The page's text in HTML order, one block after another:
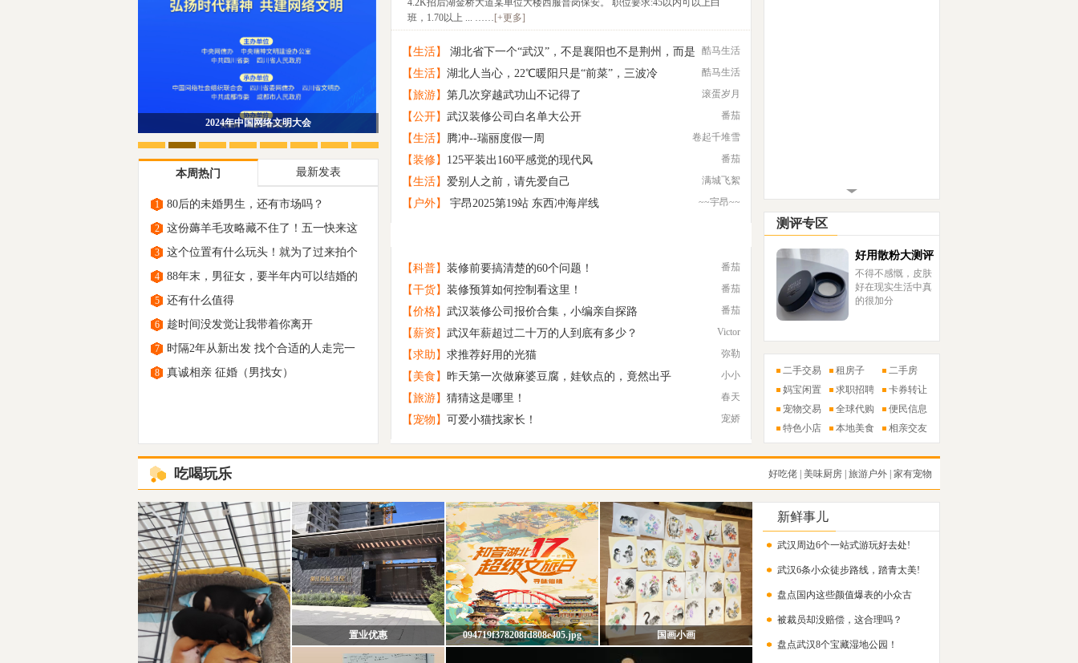
趁时间没发觉让我带着你离开
本周热门 最新发表
1 80后的未婚男生，还有市场吗？
2
这份薅羊毛攻略藏不住了！五一快来这
里“原
3 这个位置有什么玩头！就为了过来拍个
4 88年末，男征女，要半年内可以结婚的
5 还有什么值得
6 趁时间没发觉让我带着你离开
7 时隔2年从新出发 找个合适的人走完一
8 真诚相亲 征婚（男找女）
原创 那片村野
寻找一个懂得欣赏“平淡”的你
校园恋爱出真爱 再加个初恋就是王炸
原创 浓碧禅堂
原创 深山小寺
趁时间没发觉让我带着你离开
88年末，男征女，要半年内可以结婚的
4.2K招后湖金桥大道某单位大楼西服普岗保安。 职位要求:45以内可以上白
班，1.70以上 ... …… [+更多]
酷马生活
【生活】
湖北省下一个“武汉”，不是襄阳也不是荆州，而是
这座低调的城市
酷马生活
【生活】 湖北人当心，22℃暖阳只是“前菜”，三波冷
滚蛋岁月
【旅游】 第几次穿越武功山不记得了
番茄
【公开】 武汉装修公司白名单大公开
卷起千堆雪
【生活】 腾冲--瑞丽度假一周
番茄
【装修】 125平装出160平感觉的现代风
满城飞絮
【生活】 爱别人之前，请先爱自己
~~宇昂~~
【户外】 宇昂2025第19站 东西冲海岸线
番茄
【科普】 装修前要搞清楚的60个问题！
番茄
【干货】 装修预算如何控制看这里！
番茄
【价格】 武汉装修公司报价合集，小编亲自探路
Victor
【薪资】 武汉年薪超过二十万的人到底有多少？
弥勒
【求助】 求推荐好用的光猫
小小
【美食】 昨天第一次做麻婆豆腐，娃钦点的，竟然出乎
春天
【旅游】 猜猜这是哪里！
宠娇
【宠物】 可爱小猫找家长！
测评专区
好用散粉大测评
不得不感慨，皮肤
好在现实生活中真
的很加分
二手交易 租房子
二手房
妈宝闲置
求职招聘
卡券转让
宠物交易
全球代购
便民信息
特色小店
本地美食 相亲交友
吃喝玩乐 好吃佬 美味厨房 旅游户外 家有宠物
置业优惠 094719f378208fd808e405.jpg 国画小画
新鲜事儿
武汉周边6个一站式游玩好去处!
武汉6条小众徒步路线，踏青太美!
盘点国内这些颜值爆表的小众古
镇！被裁员却没赔偿，这合理吗？
盘点武汉8个宝藏湿地公园！